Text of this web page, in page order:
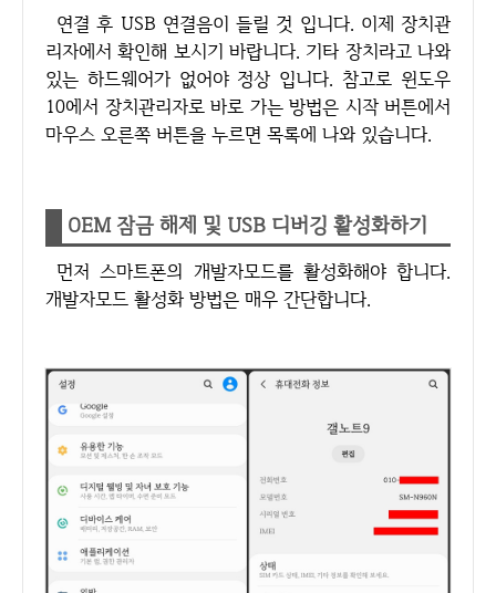
연결 후 USB 연결음이 들릴 것 입니다. 이제 장치관
리자에서 확인해 보시기 바랍니다. 기타 장치라고 나와
있는 하드웨어가 없어야 정상 입니다. 참고로 윈도우
10에서 장치관리자로 바로 가는 방법은 시작 버튼에서
마우스 오른쪽 버튼을 누르면 목록에 나와 있습니다.
OEM 잠금 해제 및 USB 디버깅 활성화하기
먼저 스마트폰의 개발자모드를 활성화해야 합니다.
개발자모드 활성화 방법은 매우 간단합니다.